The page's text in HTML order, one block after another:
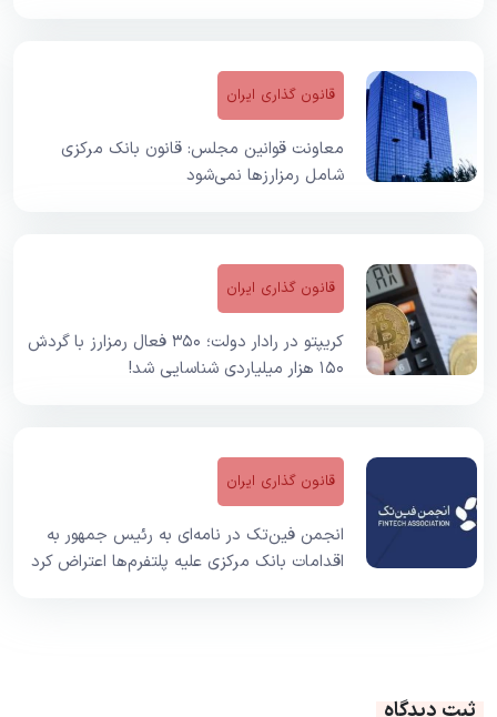
قانون گذاری ایران
معاونت قوانین مجلس: قانون بانک مرکزی
شامل رمزارز‌ها نمی‌شود
قانون گذاری ایران
کریپتو در رادار دولت؛ ۳۵۰ فعال رمزارز با گردش
۱۵۰ هزار میلیاردی شناسایی شد!
قانون گذاری ایران
انجمن فین‌تک در نامه‌ای به رئیس جمهور به
اقدامات بانک مرکزی علیه پلتفرم‌ها اعتراض کرد
ثبت دیدگاه